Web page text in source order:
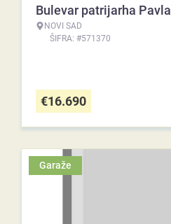
Bulevar patrijarha Pavla
NOVI SAD
ŠIFRA: #571370
€16.690
Garaže